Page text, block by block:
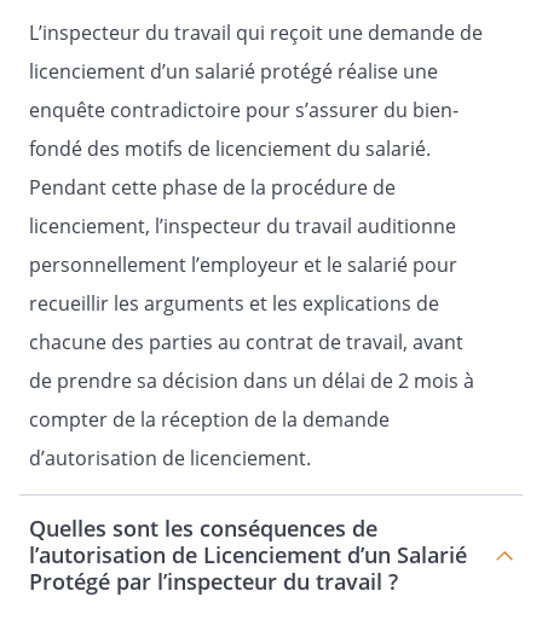
L’inspecteur du travail qui reçoit une demande de
licenciement d’un salarié protégé réalise une
enquête contradictoire pour s’assurer du bien-
fondé des motifs de licenciement du salarié.
Pendant cette phase de la procédure de
licenciement, l’inspecteur du travail auditionne
personnellement l’employeur et le salarié pour
recueillir les arguments et les explications de
chacune des parties au contrat de travail, avant
de prendre sa décision dans un délai de 2 mois à
compter de la réception de la demande
d’autorisation de licenciement.
Quelles sont les conséquences de
l’autorisation de Licenciement d’un Salarié
Protégé par l’inspecteur du travail ?